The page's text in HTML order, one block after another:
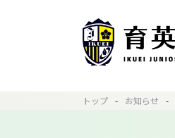
トップ お知らせ